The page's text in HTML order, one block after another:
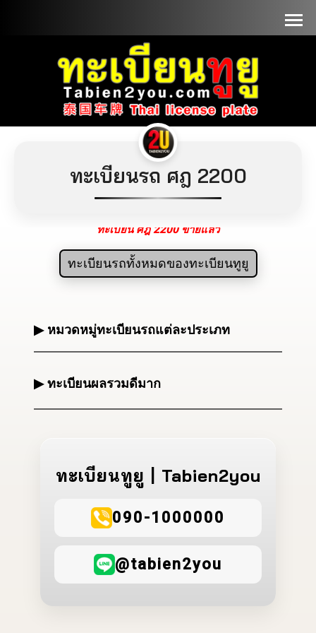
ทะเบียนรถ ศฎ 2200
ทะเบียน ศฎ 2200 ขายแล้ว
▶ หมวดหมู่ทะเบียนรถแต่ละประเภท
▶ ทะเบียนผลรวมดีมาก
ทะเบียนทูยู | Tabien2you
090-1000000
@tabien2you